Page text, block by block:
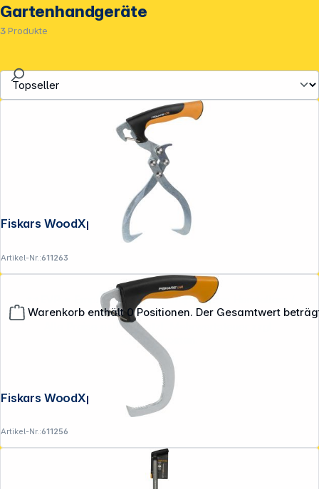
Warenkorb enthält 0 Positionen. Der Gesamtwert
Gartenhandgeräte
3 Produkte
Fiskars WoodXpert Handpackzange
Artikel-Nr.:611263
Fiskars WoodXpert Hebehaken
Artikel-Nr.:611256
**EVP = Empfohlener Verkaufspreis des Herstellers /
Lieferanten zzgl. 19% Mwst.
Alle Preise exkl. gesetzl. Mehrwertsteuer zzgl.
Versandkosten